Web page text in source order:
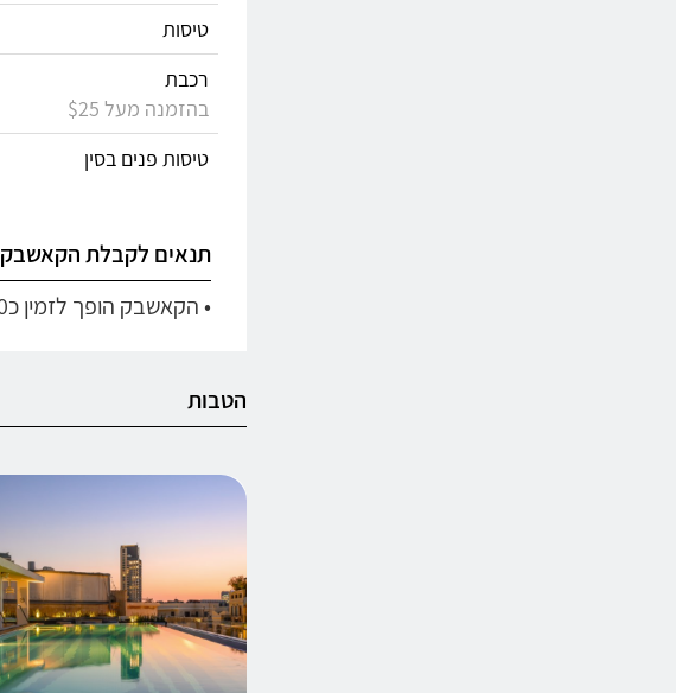
טיסות
רכבת
בהזמנה מעל $25
טיסות פנים בסין
תנאים לקבלת הקאשבק
• הקאשבק הופך לזמין כ90 ימים לאחר מימוש ההזמנה
הטבות